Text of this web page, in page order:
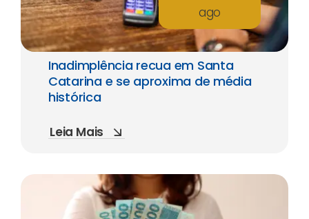
ago
Inadimplência recua em Santa
Catarina e se aproxima de média
histórica
Leia Mais